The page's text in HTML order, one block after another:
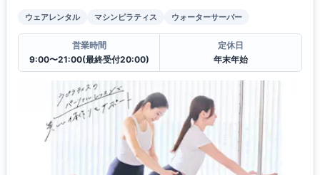
ウェアレンタル マシンピラティス ウォーターサーバー
営業時間
9:00〜21:00(最終受付20:00)
定休日
年末年始